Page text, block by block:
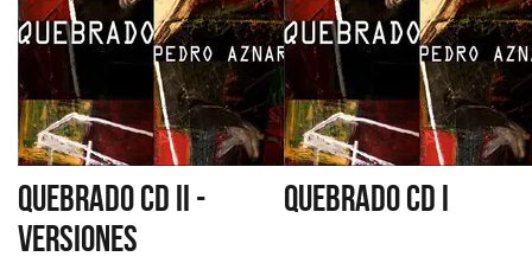
QUEBRADO CD II -
VERSIONES
QUEBRADO CD I